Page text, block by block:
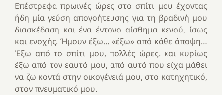
Επέστρεφα πρωινές ώρες στο σπίτι μου έχοντας
ήδη μία γεύση απογοήτευσης για τη βραδινή μου
διασκέδαση και ένα έντονο αίσθημα κενού, ίσως
και ενοχής. Ήμουν έξω… «έξω» από κάθε άποψη…
Έξω από το σπίτι μου, πολλές ώρες. και κυρίως
έξω από τον εαυτό μου, από αυτό που είχα μάθει
να ζω κοντά στην οικογένειά μου, στο κατηχητικό,
στον πνευματικό μου.